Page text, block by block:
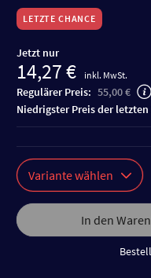
LETZTE CHANCE
Jetzt nur
14,27 € inkl. MwSt.
Regulärer Preis: 55,00 €
niedrigster Preis der letzten
Variante wählen
In den